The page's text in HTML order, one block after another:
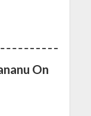
On